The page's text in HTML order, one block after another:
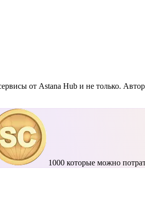
от Astana Hub и не только.
1000 которые можно